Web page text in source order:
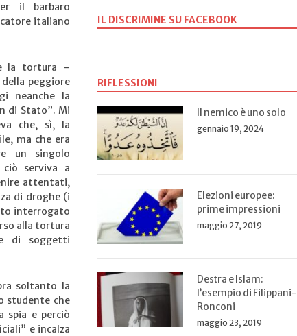
il barbaro
italiano
la tortura –
peggiore
neanche la
di Stato”. Mi
che, sì, la
ma che era
un singolo
serviva a
attentati,
di droghe (i
interrogato
alla tortura
di soggetti
soltanto la
studente che
spia e perciò
e incalza
IL DISCRIMINE SU FACEBOOK
RIFLESSIONI
Il nemico è uno solo
gennaio 19, 2024
Elezioni europee:
prime impressioni
maggio 27, 2019
Destra e Islam:
l’esempio di Filippani-
Ronconi
maggio 23, 2019